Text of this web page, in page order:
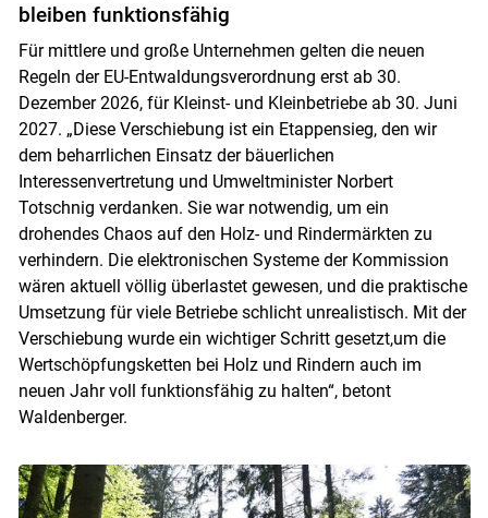
Skip to main content
bleiben funktionsfähig
Für mittlere und große Unternehmen gelten die neuen
Regeln der EU-Entwaldungsverordnung erst ab 30.
Dezember 2026, für Kleinst- und Kleinbetriebe ab 30. Juni
2027. „Diese Verschiebung ist ein Etappensieg, den wir
dem beharrlichen Einsatz der bäuerlichen
Interessenvertretung und Umweltminister Norbert
Totschnig verdanken. Sie war notwendig, um ein
drohendes Chaos auf den Holz- und Rindermärkten zu
verhindern. Die elektronischen Systeme der Kommission
wären aktuell völlig überlastet gewesen, und die praktische
Umsetzung für viele Betriebe schlicht unrealistisch. Mit der
Verschiebung wurde ein wichtiger Schritt gesetzt,um die
Wertschöpfungsketten bei Holz und Rindern auch im
neuen Jahr voll funktionsfähig zu halten“, betont
Waldenberger.